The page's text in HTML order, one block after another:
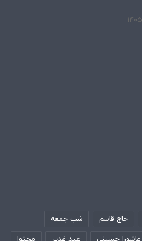
حاج قاسم شب جمعه
عاشورا حسینی عید غدیر محتوا